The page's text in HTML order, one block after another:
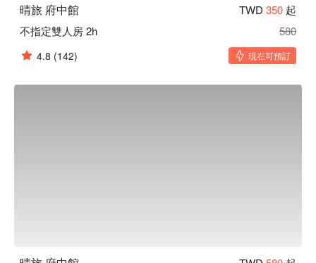
晴旅 府中館 TWD 350 起
不指定雙人房 2h
580
4.8 (142) 現在可預訂